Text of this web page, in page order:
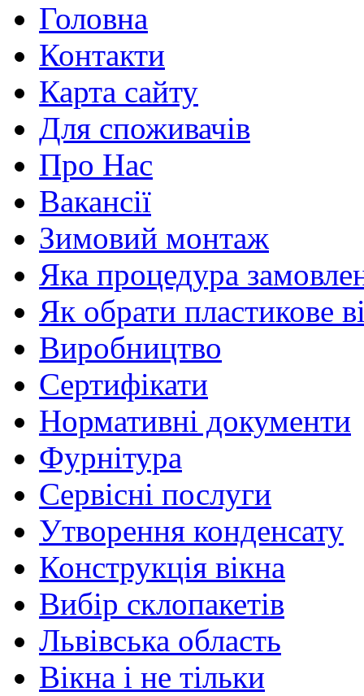
Головна
Контакти
Карта сайту
Для споживачів
Про Нас
Вакансії
Зимовий монтаж
Яка процедура
Як обрати пластикове
Виробництво
Сертифікати
Нормативні документи
Фурнітура
Сервісні послуги
Утворення конденсату
Конструкція вікна
Вибір склопакетів
Львівська область
Вікна і не тільки